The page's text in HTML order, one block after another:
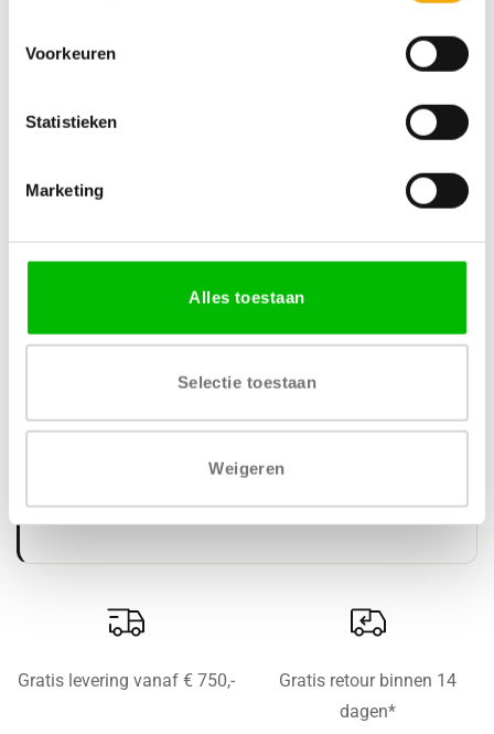
Voorkeuren
Statistieken
Marketing
Alles toestaan
Selectie toestaan
Weigeren
Greeploos
Modern
VERKRIJGBARE DIKTE
Gratis levering vanaf € 750,-
Gratis retour binnen 14
dagen*